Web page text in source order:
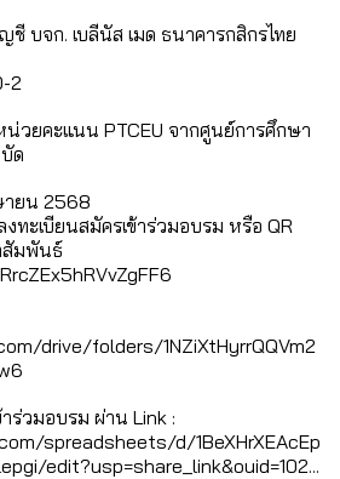
ชี บจก. เบลีนัส เมด ธนาคารกสิกรไทย
2
วยคะแนน PTCEU จากศูนย์การศึกษา
ด
ายน 2568
ทะเบียนสมัครเข้าร่วมอบรม หรือ QR
สัมพันธ์
drive/folders/1NZiXtHyrrQQVm2
ร่วมอบรม ผ่าน Link :
spreadsheets/d/1BeXHrXEAcEp
edit?usp=share_link&ouid=102...